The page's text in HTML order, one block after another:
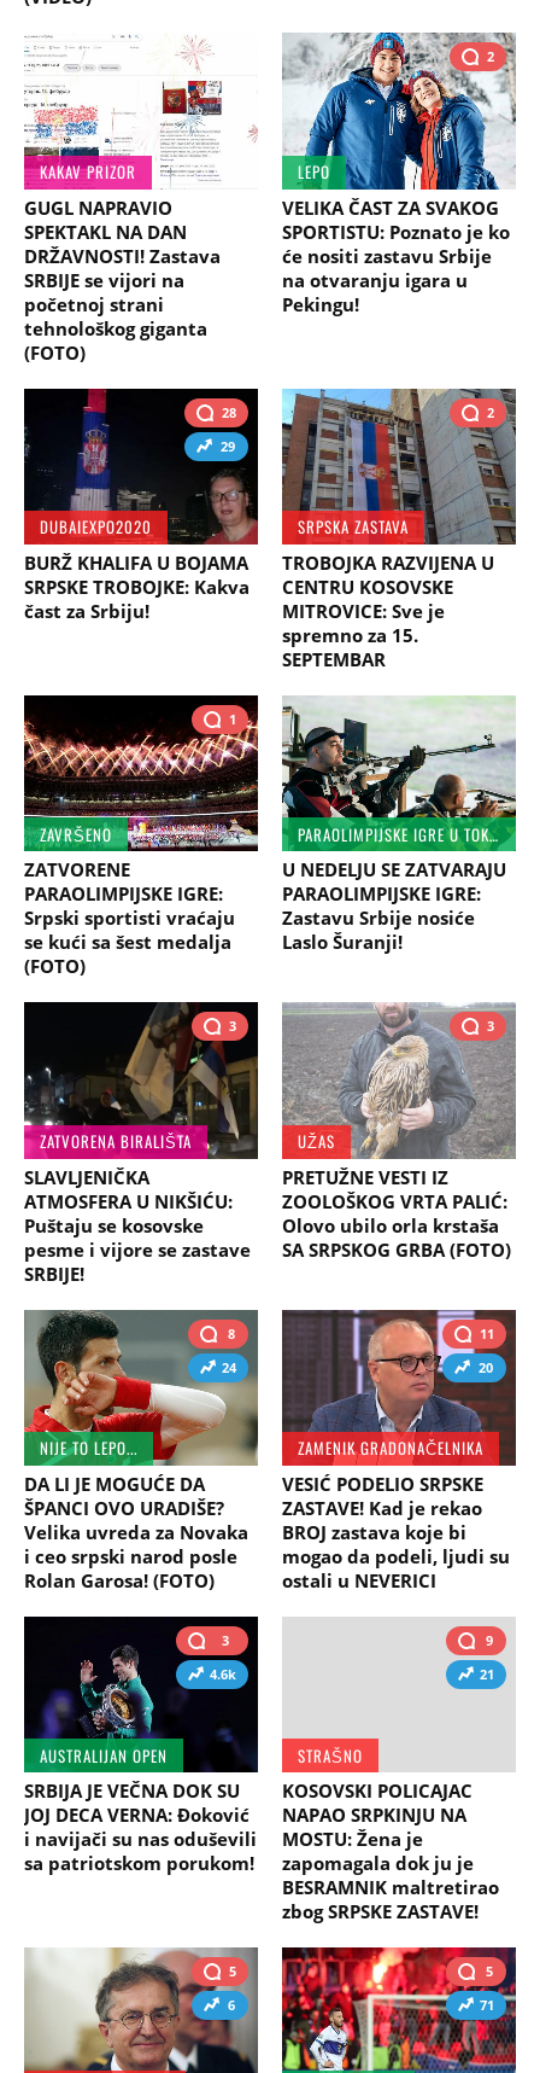
KAKAV PRIZOR
GUGL NAPRAVIO
SPEKTAKL NA DAN
DRŽAVNOSTI! Zastava
SRBIJE se vijori na
početnoj strani
tehnološkog giganta
(FOTO)
2
LEPO
VELIKA ČAST ZA SVAKOG
SPORTISTU: Poznato je ko
će nositi zastavu Srbije
na otvaranju igara u
Pekingu!
28
29
DUBAIEXPO2020
BURŽ KHALIFA U BOJAMA
SRPSKE TROBOJKE: Kakva
čast za Srbiju!
2
SRPSKA ZASTAVA
TROBOJKA RAZVIJENA U
CENTRU KOSOVSKE
MITROVICE: Sve je
spremno za 15.
SEPTEMBAR
1
ZAVRŠENO
ZATVORENE
PARAOLIMPIJSKE IGRE:
Srpski sportisti vraćaju
se kući sa šest medalja
(FOTO)
PARAOLIMPIJSKE IGRE U TOKIJU
U NEDELJU SE ZATVARAJU
PARAOLIMPIJSKE IGRE:
Zastavu Srbije nosiće
Laslo Šuranji!
3
ZATVORENA BIRALIŠTA
SLAVLJENIČKA
ATMOSFERA U NIKŠIĆU:
Puštaju se kosovske
pesme i vijore se zastave
SRBIJE!
3
UŽAS
PRETUŽNE VESTI IZ
ZOOLOŠKOG VRTA PALIĆ:
Olovo ubilo orla krstaša
SA SRPSKOG GRBA (FOTO)
8
24
NIJE TO LEPO...
DA LI JE MOGUĆE DA
ŠPANCI OVO URADIŠE?
Velika uvreda za Novaka
i ceo srpski narod posle
Rolan Garosa! (FOTO)
11
20
ZAMENIK GRADONAČELNIKA
VESIĆ PODELIO SRPSKE
ZASTAVE! Kad je rekao
BROJ zastava koje bi
mogao da podeli, ljudi su
ostali u NEVERICI
3
4.6k
AUSTRALIJAN OPEN
SRBIJA JE VEČNA DOK SU
JOJ DECA VERNA: Đoković
i navijači su nas oduševili
sa patriotskom porukom!
9
21
STRAŠNO
KOSOVSKI POLICAJAC
NAPAO SRPKINJU NA
MOSTU: Žena je
zapomagala dok ju je
BESRAMNIK maltretirao
zbog SRPSKE ZASTAVE!
5
6
5
71